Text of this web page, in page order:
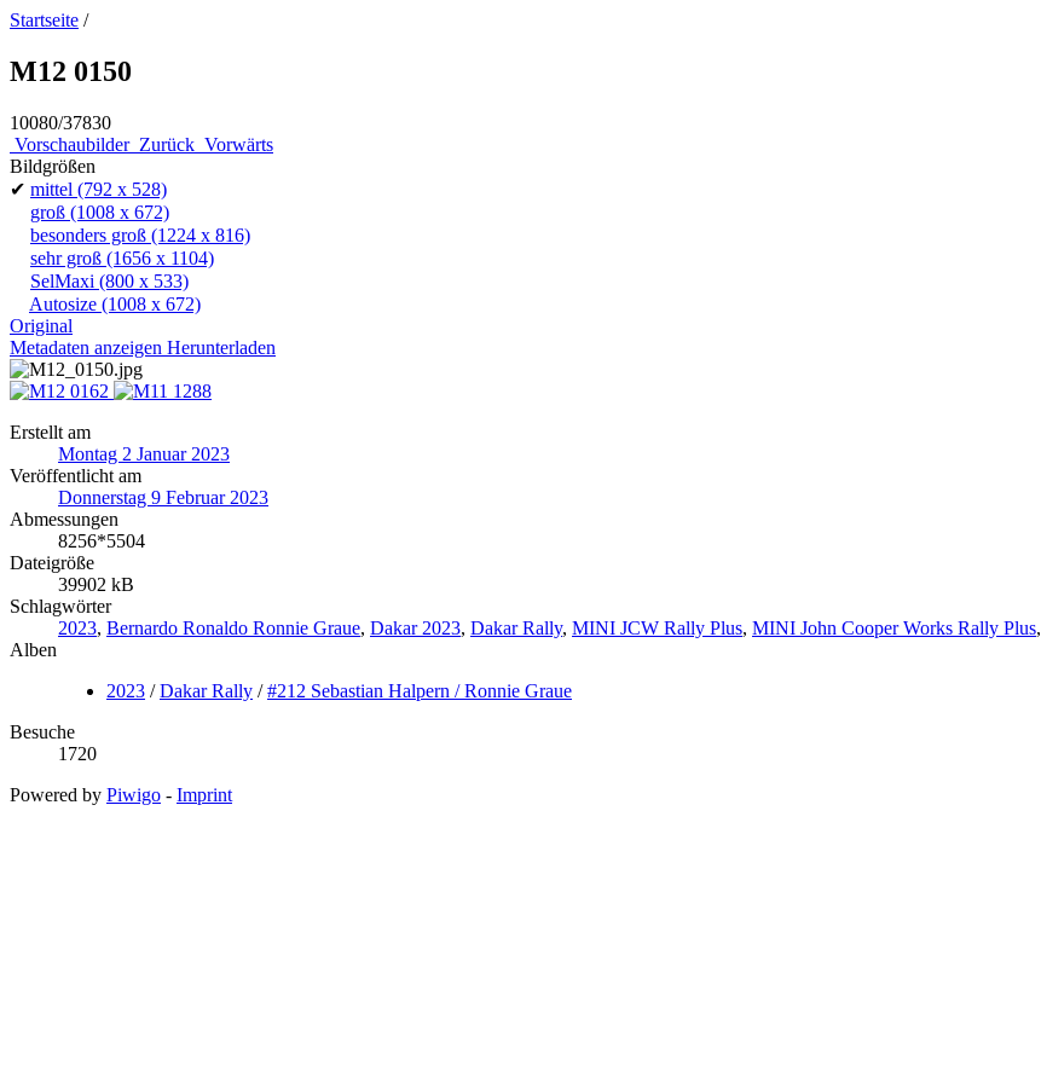
Startseite /
M12 0150
10080/37830
Vorschaubilder Zurück Vorwärts
Bildgrößen
✔ mittel (792 x 528)
groß (1008 x 672)
besonders groß (1224 x 816)
sehr groß (1656 x 1104)
SelMaxi (800 x 533)
Autosize (1008 x 672)
Original
Metadaten anzeigen Herunterladen
Erstellt am
Montag 2 Januar 2023
Veröffentlicht am
Donnerstag 9 Februar 2023
Abmessungen
8256*5504
Dateigröße
39902 kB
Schlagwörter
2023, Bernardo Ronaldo Ronnie Graue, Dakar 2023, Dakar Rally, MINI JCW Rally Plus, MINI John Cooper Works Rally Plus,
Alben
2023 /Dakar Rally /#212 Sebastian Halpern / Ronnie Graue
Besuche
1720
Powered by Piwigo - Imprint